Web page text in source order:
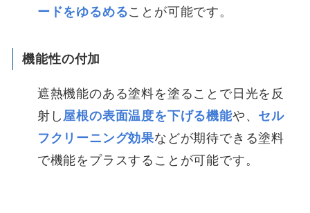
ードをゆるめることが可能です。
機能性の付加
遮熱機能のある塗料を塗ることで日光を反
射し 屋根の表面温度を下げる機能や、 セル
フクリーニング効果などが期待できる塗料
で機能をプラスすることが可能です。